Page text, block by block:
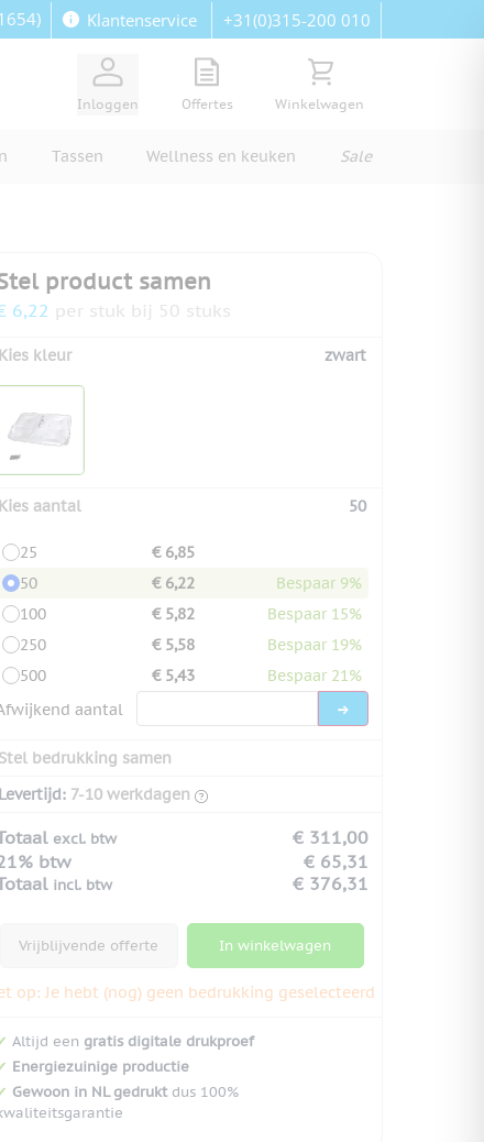
Klantenservice +31(0)315-200 010
Inloggen
View quote, Quote is empty
Offertes
Bekijk winkelwagen,
Winkelwagen
Tassen Wellness en keuken Sale
product samen
6,22 per stuk bij 50 stuks
Kies kleur zwart
Kies aantal 50
25
€ 6,85
50
€ 6,22
Bespaar 9%
100
€ 5,82
Bespaar 15%
250
€ 5,58
Bespaar 19%
500
€ 5,43
Bespaar 21%
aantal
Stel bedrukking samen
Levertijd: 7-10 werkdagen
excl. btw
€ 311,00
btw
€ 65,31
incl. btw € 376,31
Vrijblijvende offerte In winkelwagen
op: Je hebt (nog) geen bedrukking geselecteerd
Altijd een gratis digitale drukproef
Energiezuinige productie
Gewoon in NL gedruktdus 100%